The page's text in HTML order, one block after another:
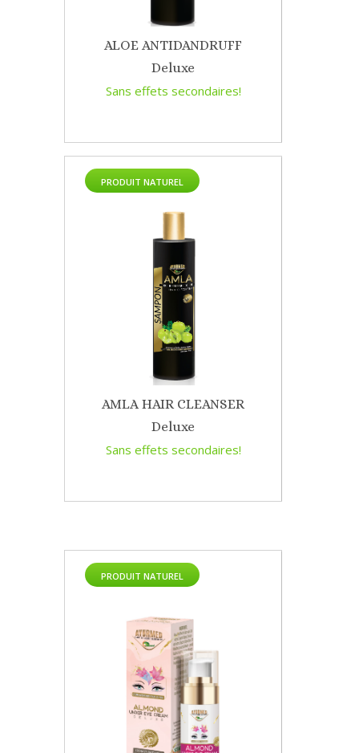
ALOE ANTIDANDRUFF
Deluxe
Sans effets secondaires!
PRODUIT NATUREL
AMLA HAIR CLEANSER
Deluxe
Sans effets secondaires!
PRODUIT NATUREL